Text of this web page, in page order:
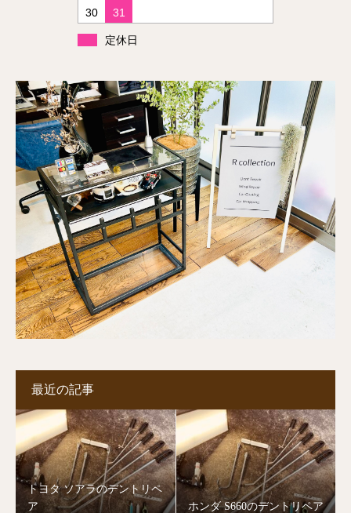
30
31
定休日
最近の記事
トヨタ ソアラのデントリペ
ア
ホンダ S660のデントリペア